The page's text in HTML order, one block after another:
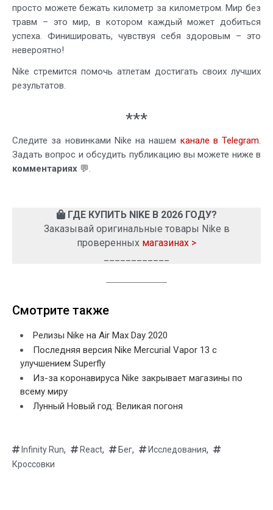
просто можете бежать километр за километром. Мир без
травм – это мир, в котором каждый может добиться
успеха. Финишировать, чувствуя себя здоровым – это
невероятно!
Nike стремится помочь атлетам достигать своих лучших
результатов.
***
Следите за новинками Nike на нашем канале в Telegram.
Задать вопрос и обсудить публикацию вы можете ниже в
комментариях 💬.
ГДЕ КУПИТЬ NIKE В 2026 ГОДУ?
Заказывай оригинальные товары Nike в
проверенных магазинах >
Смотрите также
Релизы Nike на Air Max Day 2020
Последняя версия Nike Mercurial Vapor 13 c
улучшением Superfly
Из-за коронавируса Nike закрывает магазины по
всему миру
Лунный Новый год: Великая погоня
Infinity Run, React, Бег, Исследования,
Кроссовки